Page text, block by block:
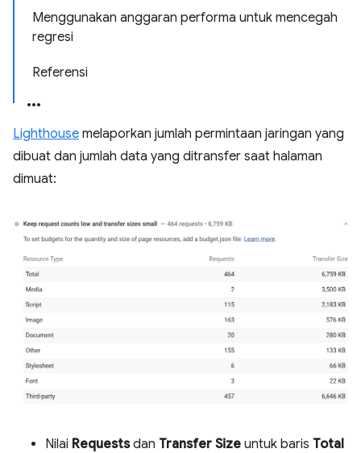
Menggunakan anggaran performa untuk mencegah
regresi
Referensi
Lighthouse melaporkan jumlah permintaan jaringan yang
dibuat dan jumlah data yang ditransfer saat halaman
dimuat:
Nilai Requestsdan Transfer Size untuk baris Total